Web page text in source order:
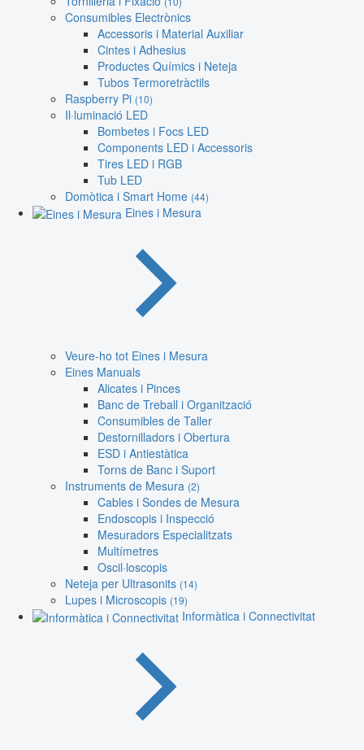
Consumibles Electrònics
Accessoris i Material Auxiliar
Cintes i Adhesius
Productes Químics i Neteja
Tubos Termoretràctils
Raspberry Pi (10)
Il·luminació LED
Bombetes i Focs LED
Components LED i Accessoris
Tires LED i RGB
Tub LED
Domòtica i Smart Home (44)
Eines i Mesura
Veure-ho tot Eines i Mesura
Eines Manuals
Alicates i Pinces
Banc de Treball i Organització
Consumibles de Taller
Destornilladors i Obertura
ESD i Antiestàtica
Torns de Banc i Suport
Instruments de Mesura (2)
Cables i Sondes de Mesura
Endoscopis i Inspecció
Mesuradors Especialitzats
Multímetres
Oscil·loscopis
Neteja per Ultrasonits (14)
Lupes i Microscopis (19)
Informàtica i Connectivitat